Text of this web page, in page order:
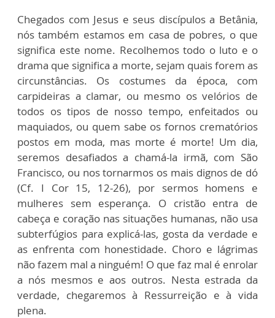
Chegados com Jesus e seus discípulos a Betânia,
nós também estamos em casa de pobres, o que
significa este nome. Recolhemos todo o luto e o
drama que significa a morte, sejam quais forem as
circunstâncias. Os costumes da época, com
carpideiras a clamar, ou mesmo os velórios de
todos os tipos de nosso tempo, enfeitados ou
maquiados, ou quem sabe os fornos crematórios
postos em moda, mas morte é morte! Um dia,
seremos desafiados a chamá-la irmã, com São
Francisco, ou nos tornarmos os mais dignos de dó
(Cf. I Cor 15, 12-26), por sermos homens e
mulheres sem esperança. O cristão entra de
cabeça e coração nas situações humanas, não usa
subterfúgios para explicá-las, gosta da verdade e
as enfrenta com honestidade. Choro e lágrimas
não fazem mal a ninguém! O que faz mal é enrolar
a nós mesmos e aos outros. Nesta estrada da
verdade, chegaremos à Ressurreição e à vida
plena.